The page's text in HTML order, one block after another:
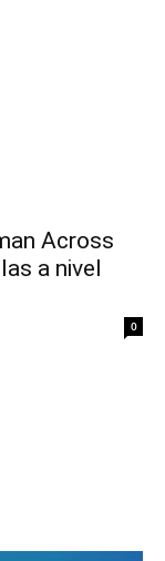
Across
a nivel
0